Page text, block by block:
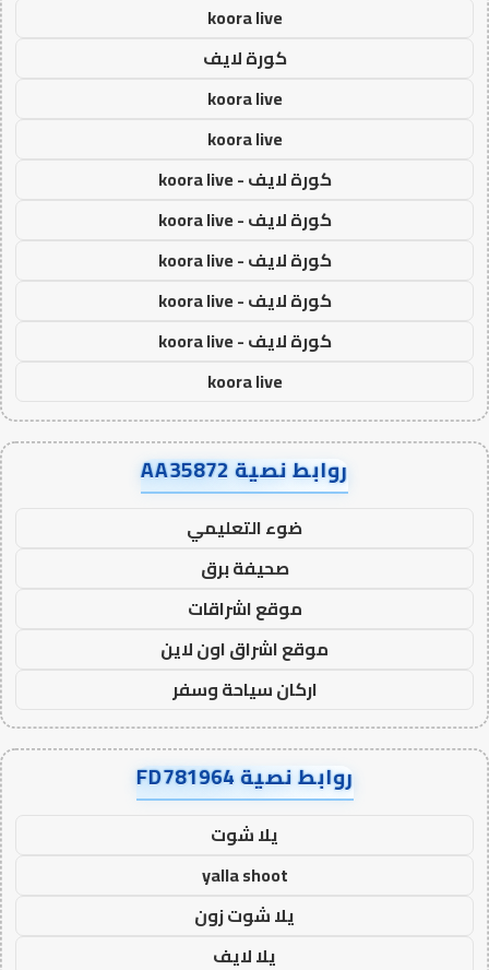
koora live
كورة لايف
koora live
koora live
كورة لايف - koora live
كورة لايف - koora live
كورة لايف - koora live
كورة لايف - koora live
كورة لايف - koora live
koora live
روابط نصية AA35872
ضوء التعليمي
صحيفة برق
موقع اشراقات
موقع اشراق اون لاين
اركان سياحة وسفر
روابط نصية FD781964
يلا شوت
yalla shoot
يلا شوت زون
يلا لايف